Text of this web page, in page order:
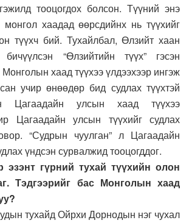
тооцогдох болсон. Түүний энэ
хаадад өөрсдийнх нь түүхийг
түүхч бий. Тухайлбал, Өлзийт хаан
“Өлзийтийн түүх” гэсэн
хаад түүхээ үлдээхээр ингэж
учир өнөөдөр бид судлах түүхтэй
Цагаадайн улсын хаад түүхээ
Цагаадайн улсын түүхийг судлах
“Судрын чуулган” л Цагаадайн
үндсэн сурвалжид тооцогддог.
эзэнт гүрний тухай түүхийн олон
Тэдгээрийг бас Монголын хаад
тухайд Ойрхи Дорнодын нэг чухал